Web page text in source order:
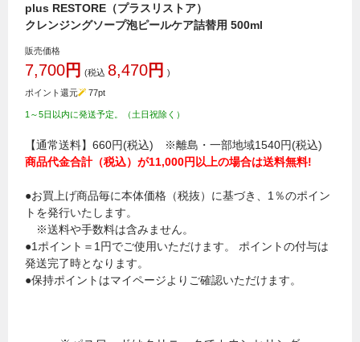
plus RESTORE（プラスリストア）
クレンジングソープ泡ピールケア詰替用 500ml
販売価格
7,700円 (税込 8,470円 )
ポイント還元 77pt
1～5日以内に発送予定。（土日祝除く）
【通常送料】660円(税込) ※離島・一部地域1540円(税込)
商品代金合計（税込）が11,000円以上の場合は送料無料!
●お買上げ商品毎に本体価格（税抜）に基づき、1％のポイン
トを発行いたします。
※送料や手数料は含みません。
●1ポイント＝1円でご使用いただけます。 ポイントの付与は
発送完了時となります。
●保持ポイントはマイページよりご確認いただけます。